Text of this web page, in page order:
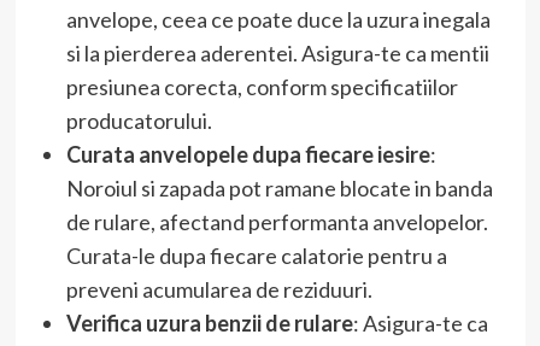
anvelope, ceea ce poate duce la uzura inegala
si la pierderea aderentei. Asigura-te ca mentii
presiunea corecta, conform specificatiilor
producatorului.
Curata anvelopele dupa fiecare iesire:
Noroiul si zapada pot ramane blocate in banda
de rulare, afectand performanta anvelopelor.
Curata-le dupa fiecare calatorie pentru a
preveni acumularea de reziduuri.
Verifica uzura benzii de rulare: Asigura-te ca